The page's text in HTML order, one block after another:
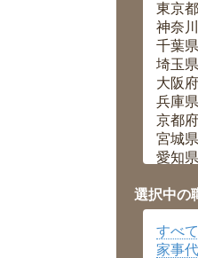
東京都
神奈
千葉県
埼玉県
大阪府
兵庫県
京都府
宮城県
愛知県
岡山県
広島県
沖縄県
選択中の
すべて
家事